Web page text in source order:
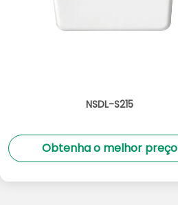
NSDL-S215
Obtenha o melhor preço